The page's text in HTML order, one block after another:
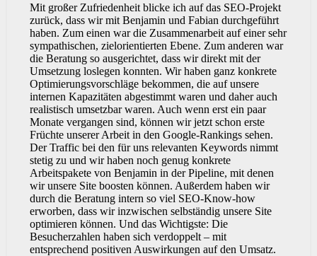
Mit großer Zufriedenheit blicke ich auf das SEO-Projekt
zurück, dass wir mit Benjamin und Fabian durchgeführt
haben. Zum einen war die Zusammenarbeit auf einer sehr
sympathischen, zielorientierten Ebene. Zum anderen war
die Beratung so ausgerichtet, dass wir direkt mit der
Umsetzung loslegen konnten. Wir haben ganz konkrete
Optimierungsvorschläge bekommen, die auf unsere
internen Kapazitäten abgestimmt waren und daher auch
realistisch umsetzbar waren. Auch wenn erst ein paar
Monate vergangen sind, können wir jetzt schon erste
Früchte unserer Arbeit in den Google-Rankings sehen.
Der Traffic bei den für uns relevanten Keywords nimmt
stetig zu und wir haben noch genug konkrete
Arbeitspakete von Benjamin in der Pipeline, mit denen
wir unsere Site boosten können. Außerdem haben wir
durch die Beratung intern so viel SEO-Know-how
erworben, dass wir inzwischen selbständig unsere Site
optimieren können. Und das Wichtigste: Die
Besucherzahlen haben sich verdoppelt – mit
entsprechend positiven Auswirkungen auf den Umsatz.